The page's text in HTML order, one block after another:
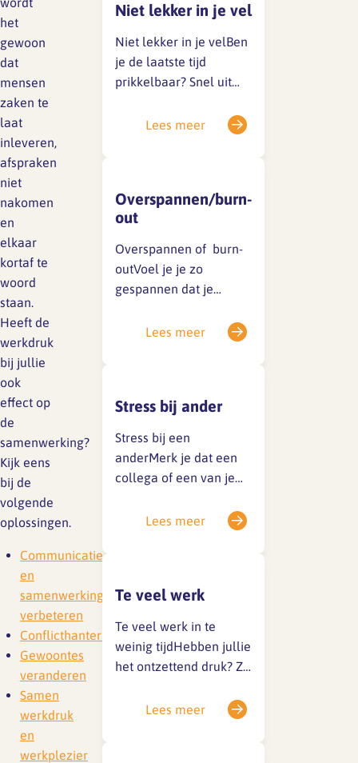
het
gewoon
dat
mensen
zaken te
laat
inleveren,
afspraken
niet
nakomen
en
elkaar
kortaf te
woord
staan.
Heeft de
werkdruk
bij jullie
ook
effect op
de
samenwerking?
Kijk eens
bij de
volgende
oplossingen.
Communicatie
en
samenwerking
verbeteren
Conflicthantering
Gewoontes
veranderen
Samen
werkdruk
en
werkplezier
beeldscherm zit of te
je werkt. Want stil op
een stoel zitten terwijl
je…
Niet lekker in je vel
Niet lekker in je velBen
je de laatste tijd
prikkelbaar? Snel uit
Vergeetachtig? Sla je je
prioriteiten stellen
steeds lastiger? Al met
al niet lekker in je vel?
Het kan goed zijn om
Lees meer
Overspannen/burn-
out
Overspannen of burn-
outVoel je je zo
gespannen dat je
overspannen bent? Heb
Ben je op dit moment
burn-out of andere
psychische klachten?
Voor jou, je collega’s en
je leidinggevende kan
het zinvol zijn de
Lees meer
Stress bij ander
Stress bij een
anderMerk je dat een
collega of een van je
van werkdruk? Of om
Flexibele werktijden In
leidinggevenden
Lees meer
Te veel werk
Te veel werk in te
weinig tijdHebben jullie
het ontzettend druk? Zo
maar net of net niet
Lees meer